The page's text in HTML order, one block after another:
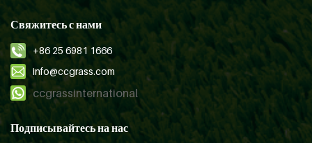
Свяжитесь с нами
+86 25 6981 1666
info@ccgrass.com
ccgrassinternational
Подписывайтесь на нас